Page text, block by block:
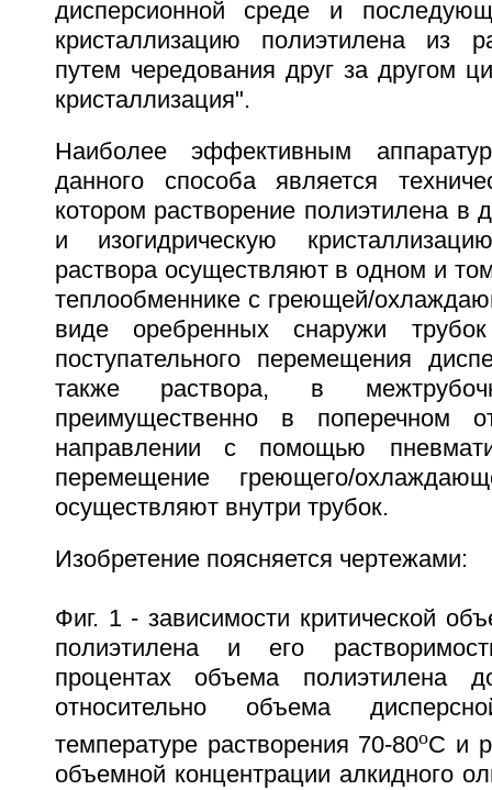
дисперсионной среде и
кристаллизацию полиэтилена из
путем чередования друг за другом
кристаллизация".
Наиболее эффективным
данного способа является
котором растворение полиэтилена в
и изогидрическую
раствора осуществляют в одном и
теплообменнике с греющей/
виде оребренных снаружи
поступательного перемещения
также раствора, в
преимущественно в поперечном
направлении с помощью
перемещение греющего/
осуществляют внутри трубок.
Изобретение поясняется чертежами:
Фиг. 1 - зависимости критической
полиэтилена и его
процентах объема полиэтилена
относительно объема
температуре растворения 70-80oС и
объемной концентрации алкидного